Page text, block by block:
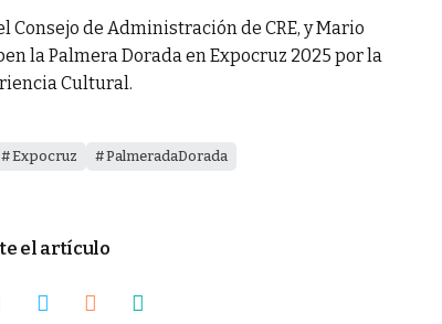
Consejo de Administración de CRE, y Mario
la Palmera Dorada en Expocruz 2025 por la
Cultural.
Expocruz PalmeradaDorada
el artículo